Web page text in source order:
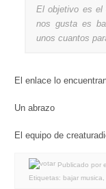
El objetivo es el
nos gusta es
unos cuantos
El enlace lo
Un abrazo
El equipo de
Publicado por
Etiquetas: bajar musica